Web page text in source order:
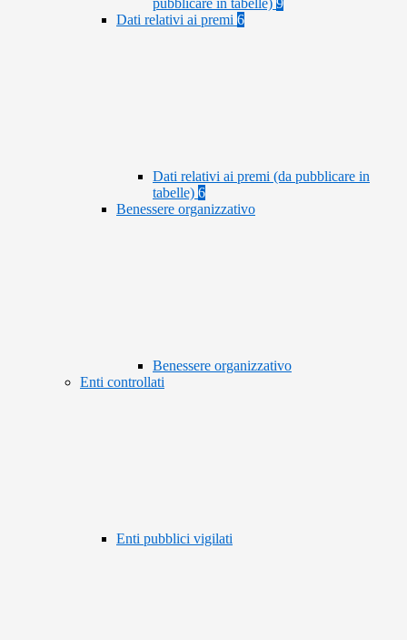
pubblicare in tabelle) 9
Dati relativi ai premi 6
Dati relativi ai premi (da pubblicare in
tabelle) 6
Benessere organizzativo
Benessere organizzativo
Enti controllati
Enti pubblici vigilati